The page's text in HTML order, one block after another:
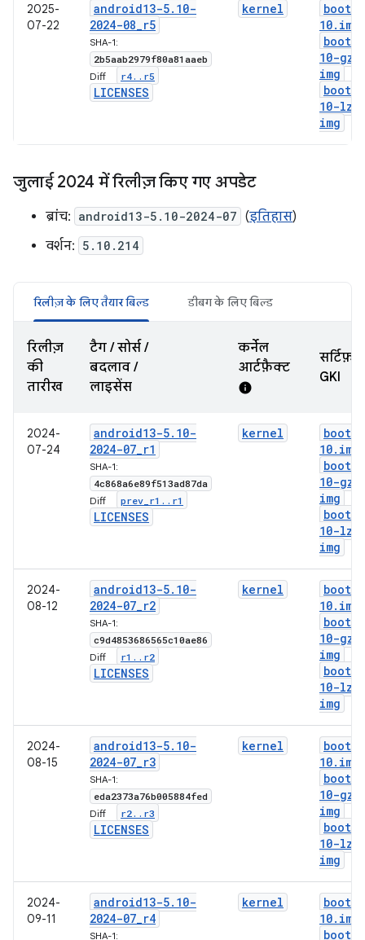
2025-
07-22
android13-5. 10-
2024-08_r5
SHA-1:
2b5aab2979f80a81aaeb
Diff: r4. . r5
LICENSES
kernel
boot-5
10. img
boot-5
10-gz
img
boot-5
10-lz4
img
जुलाई 2024 में रिलीज़ किए गए अपडेट
ब्रांच: android13-5.10-2024-07 (इतिहास)
वर्शन: 5.10.214
रिलीज़ के लिए तैयार बिल्ड डीबग के लिए बिल्ड
रिलीज़
की
तारीख
टैग / सोर्स /
बदलाव /
लाइसेंस
कर्नेल
आर्टफ़ैक्ट
info
GKI
2024-
07-24
android13-5. 10-
2024-07_r1
SHA-1:
4c868a6e89f513ad87da
Diff: prev r1 . . r1
LICENSES
kernel
boot-5
10. img
boot-5
10-gz
img
boot-5
10-lz4
img
2024-
08-12
android13-5. 10-
2024-07_r2
SHA-1:
c9d4853686565c10ae86
Diff: r1 . . r2
LICENSES
kernel
boot-5
10. img
boot-5
10-gz
img
boot-5
10-lz4
img
2024-
08-15
android13-5. 10-
2024-07_r3
SHA-1:
eda2373a76b005884fed
Diff: r2. . r3
LICENSES
kernel
boot-5
10. img
boot-5
10-gz
img
boot-5
10-lz4
img
2024-
09-11
android13-5. 10-
2024-07_r4
SHA-1:
kernel
boot-5
10. img
boot-5